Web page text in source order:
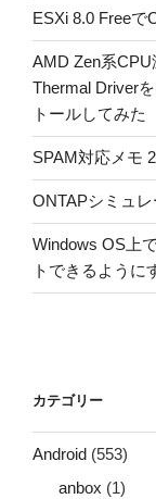
ESXi 8.0 Freeで
AMD Zen系
Thermal Driver
トールしてみた
SPAM対応メモ
ONTAPシミュ
Windows OS上
トできるように
カテゴリー
Android (553)
anbox (1)